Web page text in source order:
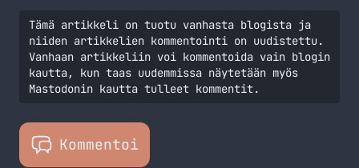
Tämä artikkeli on tuotu vanhasta blogista ja
niiden artikkelien kommentointi on uudistettu.
Vanhaan artikkeliin voi kommentoida vain blogin
kautta, kun taas uudemmissa näytetään myös
Mastodonin kautta tulleet kommentit.
Kommentoi